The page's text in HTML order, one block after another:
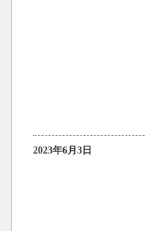
2023年6月3日